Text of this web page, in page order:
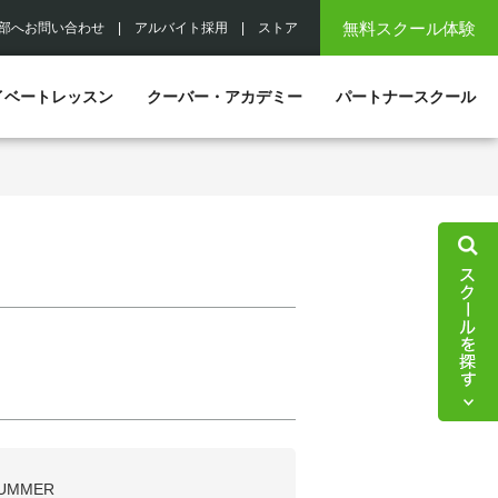
無料スクール体験
へお問い合わせ アルバイト採用 ストア
ベートレッスン クーバー・アカデミー パートナースクール